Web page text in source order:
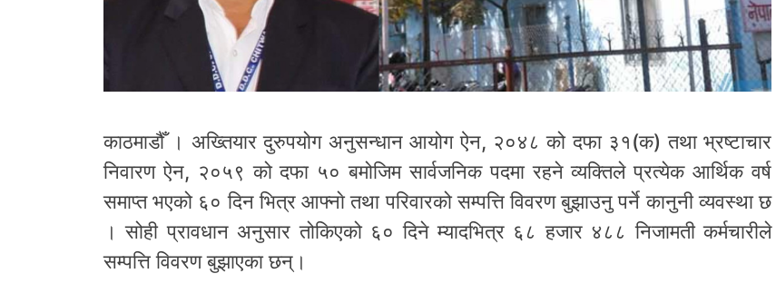
काठमाडौँ । अख्तियार दुरुपयोग अनुसन्धान आयोग ऐन, २०४८ को दफा ३१(क) तथा भ्रष्टाचार
निवारण ऐन, २०५९ को दफा ५० बमोजिम सार्वजनिक पदमा रहने व्यक्तिले प्रत्येक आर्थिक वर्ष
समाप्त भएको ६० दिन भित्र आफ्नाे तथा परिवारको सम्पत्ति विवरण बुझाउनु पर्ने कानुनी व्यवस्था छ
। सोही प्रावधान अनुसार तोकिएको ६० दिने म्यादभित्र ६८ हजार ४८८ निजामती कर्मचारीले
सम्पत्ति विवरण बुझाएका छन्।